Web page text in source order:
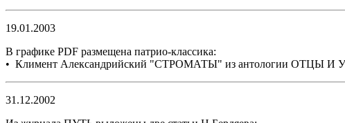
19.01.2003
В графике PDF размещена патрио-классика:
• Климент Александрийский "СТРОМАТЫ" из антологии ОТЦЫ
31.12.2002